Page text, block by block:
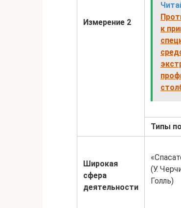
Измерение 2
к
Типы
Широкая
сфера
деятельности
(У.
Голль)